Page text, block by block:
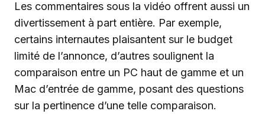
Les commentaires sous la vidéo offrent aussi un
divertissement à part entière. Par exemple,
certains internautes plaisantent sur le budget
limité de l’annonce, d’autres soulignent la
comparaison entre un PC haut de gamme et un
Mac d’entrée de gamme, posant des questions
sur la pertinence d’une telle comparaison.